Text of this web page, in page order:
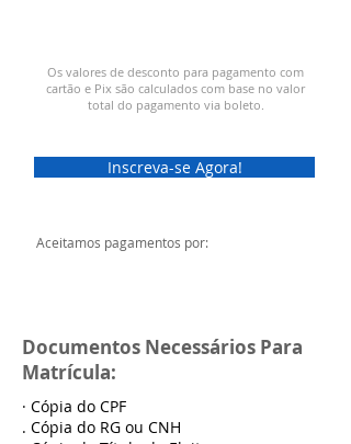
Os valores de desconto para pagamento com
cartão e Pix são calculados com base no valor
total do pagamento via boleto.
Inscreva-se Agora!
Aceitamos pagamentos por:
Documentos Necessários Para
Matrícula:
· Cópia do CPF
. Cópia do RG ou CNH